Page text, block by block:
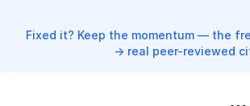
Fixed it? Keep the momentum — the
real peer-reviewed